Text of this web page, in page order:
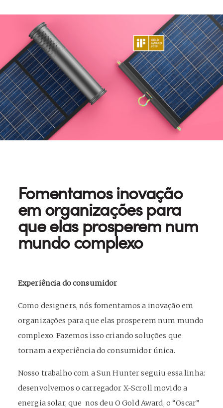
Fomentamos inovação
em organizações para
que elas prosperem num
mundo complexo
Experiência do consumidor
Como designers, nós fomentamos a inovação em
organizações para que elas prosperem num mundo
complexo. Fazemos isso criando soluções que
tornam a experiência do consumidor única.
Nosso trabalho com a Sun Hunter seguiu essa linha:
desenvolvemos o carregador X-Scroll movido a
energia solar, que nos deu O Gold Award, o “Oscar”